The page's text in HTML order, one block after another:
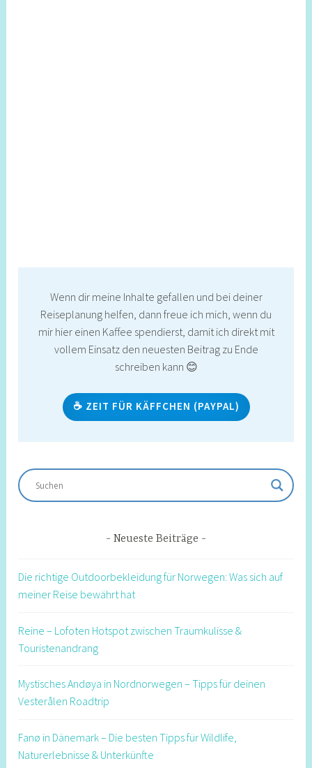
Wenn dir meine Inhalte gefallen und bei deiner
Reiseplanung helfen, dann freue ich mich, wenn du
mir hier einen Kaffee spendierst, damit ich direkt mit
vollem Einsatz den neuesten Beitrag zu Ende
schreiben kann 😊
☕ ZEIT FÜR KÄFFCHEN (PAYPAL)
Neueste Beiträge
Die richtige Outdoorbekleidung für Norwegen: Was sich auf
meiner Reise bewährt hat
Reine – Lofoten Hotspot zwischen Traumkulisse &
Touristenandrang
Mystisches Andøya in Nordnorwegen – Tipps für deinen
Vesterålen Roadtrip
Fanø in Dänemark – Die besten Tipps für Wildlife,
Naturerlebnisse & Unterkünfte